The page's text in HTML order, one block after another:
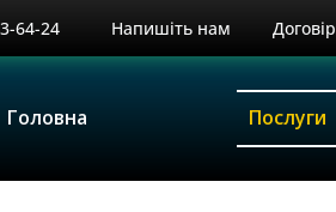
64-24 Напишіть нам Договір
Головна Послуги